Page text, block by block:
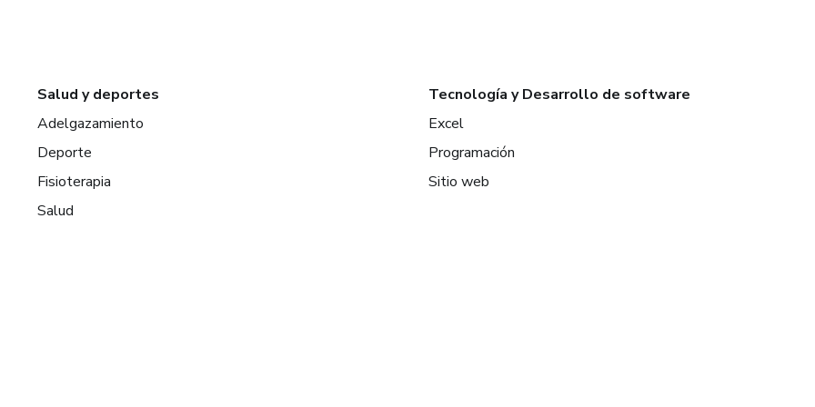
Salud y deportes
Adelgazamiento
Deporte
Fisioterapia
Salud
Tecnología y Desarrollo de software
Excel
Programación
Sitio web